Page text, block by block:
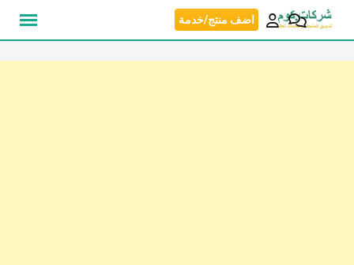
انتقل
اضف منتج/خدمة